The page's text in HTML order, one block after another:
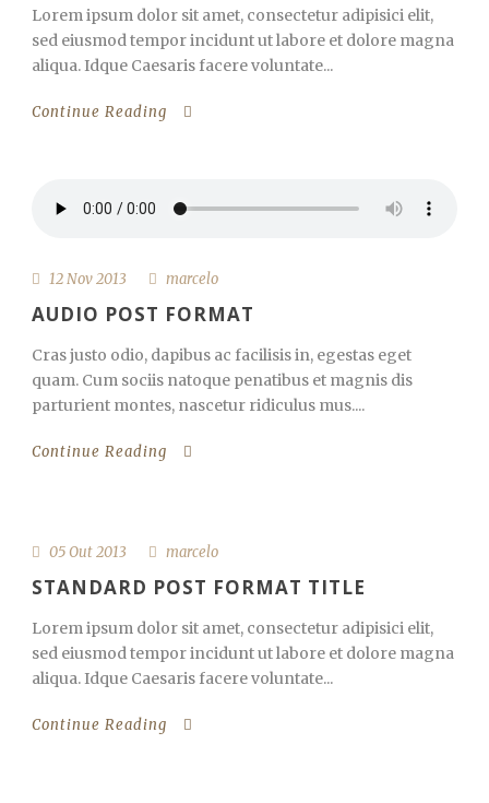
Lorem ipsum dolor sit amet, consectetur adipisici elit,
sed eiusmod tempor incidunt ut labore et dolore magna
aliqua. Idque Caesaris facere voluntate...
Continue Reading
12 Nov 2013 marcelo
AUDIO POST FORMAT
Cras justo odio, dapibus ac facilisis in, egestas eget
quam. Cum sociis natoque penatibus et magnis dis
parturient montes, nascetur ridiculus mus....
Continue Reading
05 Out 2013 marcelo
STANDARD POST FORMAT TITLE
Lorem ipsum dolor sit amet, consectetur adipisici elit,
sed eiusmod tempor incidunt ut labore et dolore magna
aliqua. Idque Caesaris facere voluntate...
Continue Reading